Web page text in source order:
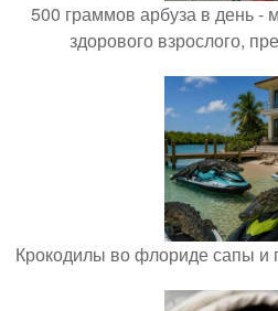
500 граммов арбуза в день -
здорового взрослого,
Крокодилы во флориде сапы и